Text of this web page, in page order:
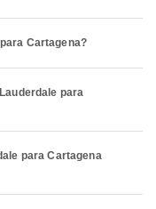
Cartagena?
para
para Cartagena